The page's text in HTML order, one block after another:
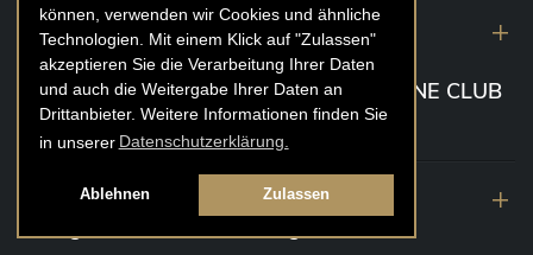
können, verwenden wir Cookies und ähnliche
Technologien. Mit einem Klick auf "Zulassen"
akzeptieren Sie die Verarbeitung Ihrer Daten
und auch die Weitergabe Ihrer Daten an
Drittanbieter. Weitere Informationen finden Sie
in unserer Datenschutzerklärung.
Ablehnen Zulassen
19. August 2022| FINE CLUB Academy
Caviar „Die glorreichen 7“ Riesling Große
Gewächse von der Mosel aus 2020 @ FINE CLUB
Clubhouse Prunier Cologne (Köln)
29. Juli 2022
| Weinbergwanderung
Weingüter Geheimrat J. Wegeler